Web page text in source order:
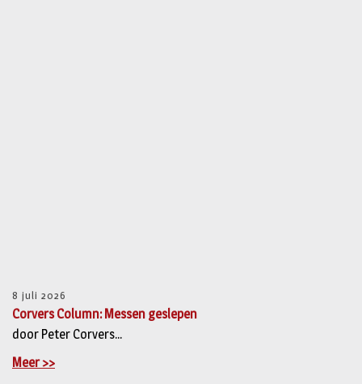
8 juli 2026
Corvers Column: Messen geslepen
door Peter Corvers...
Meer >>